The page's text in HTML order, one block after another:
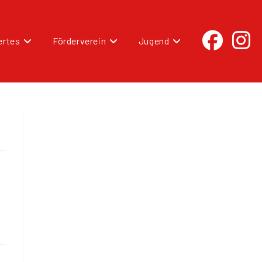
Förderverein Jugend